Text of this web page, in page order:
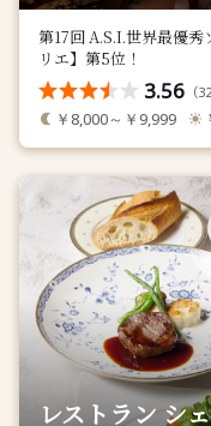
第17回 A.S.I.世界最優
リエ】第5位！
3.56 （
￥8,000～￥9,999
レストラン シ